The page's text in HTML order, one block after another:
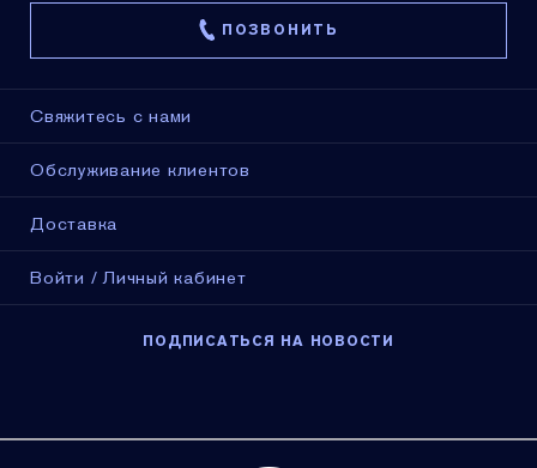
ПОЗВОНИТЬ
Свяжитесь с нами
Обслуживание клиентов
Доставка
Войти / Личный кабинет
ПОДПИСАТЬСЯ НА НОВОСТИ